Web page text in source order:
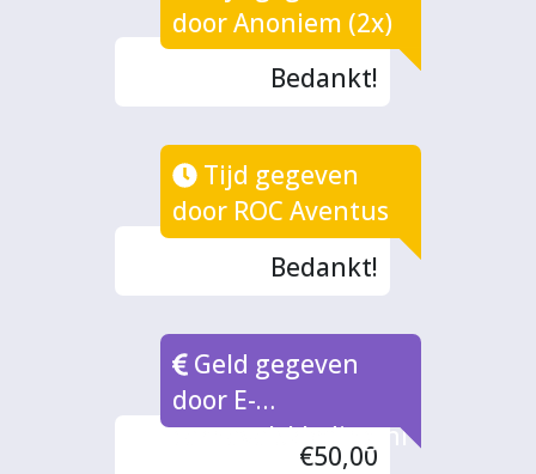
door Anoniem (2x)
Bedankt!
Tijd gegeven
door ROC Aventus
Bedankt!
Geld gegeven
door E-
carnavalskleding.nl
€50,00